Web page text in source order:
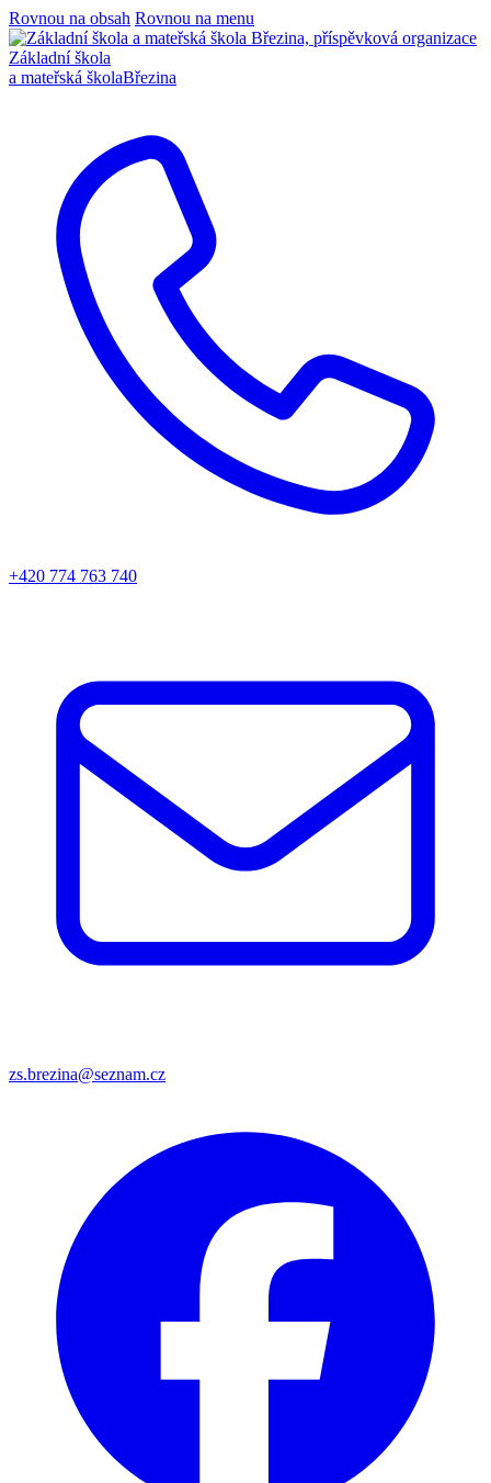
Rovnou na obsah Rovnou na menu
Základní škola
a mateřská školaBřezina
+420 774 763 740
zs.brezina@seznam.cz